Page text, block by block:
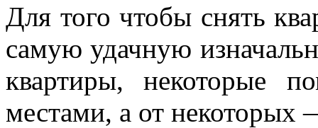
Для того чтобы снять
самую удачную
квартиры, некоторые
местами, а от некоторых